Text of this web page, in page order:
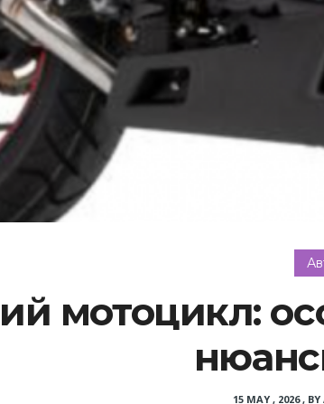
мотоцикл:
15 MAY , 2026, BY